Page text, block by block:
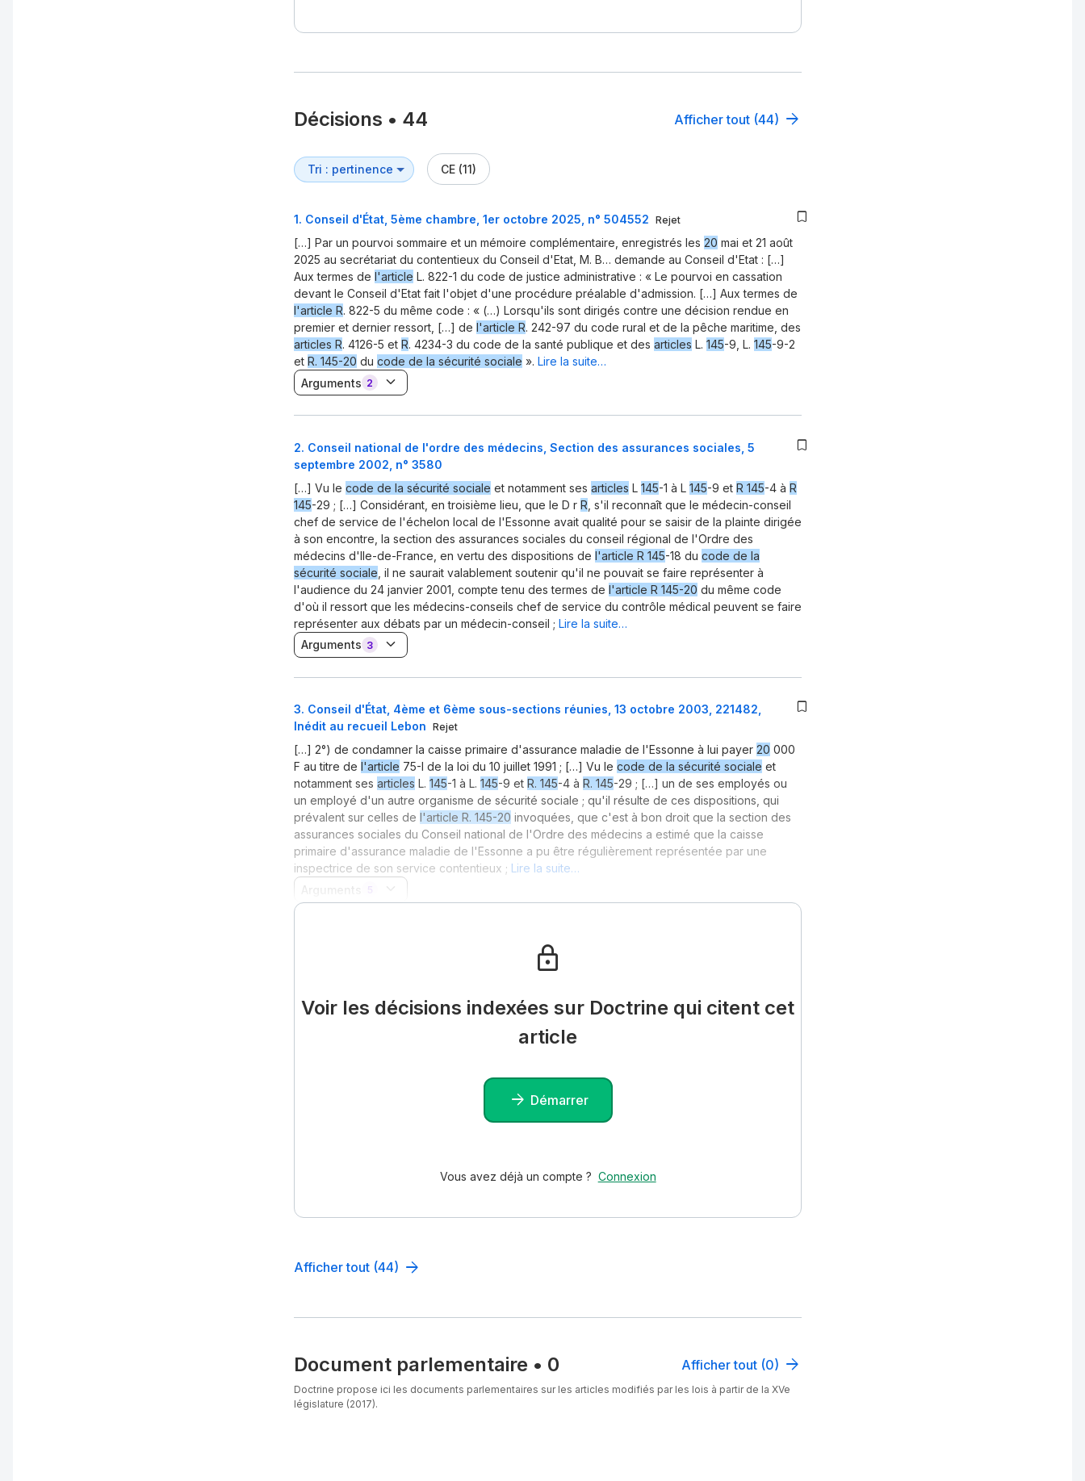
Décisions • 44 Afficher tout (44)
CE (11)
1. Conseil d'État, 5ème chambre, 1er octobre 2025, n° 504552 Rejet
[…] Par un pourvoi sommaire et un mémoire complémentaire, enregistrés les 20 mai et 21 août
2025 au secrétariat du contentieux du Conseil d'Etat, M. B… demande au Conseil d'Etat : […]
Aux termes de l'article L. 822-1 du code de justice administrative : « Le pourvoi en cassation
devant le Conseil d'Etat fait l'objet d'une procédure préalable d'admission. […] Aux termes de
l'article R. 822-5 du même code : « (…) Lorsqu'ils sont dirigés contre une décision rendue en
premier et dernier ressort, […] de l'article R. 242-97 du code rural et de la pêche maritime, des
articles R. 4126-5 et R. 4234-3 du code de la santé publique et des articles L. 145-9, L. 145-9-2
et R. 145-20 du code de la sécurité sociale ». Lire la suite…
Arguments 2
2. Conseil national de l'ordre des médecins, Section des assurances sociales, 5
septembre 2002, n° 3580
[…] Vu le code de la sécurité sociale et notamment ses articles L 145-1 à L 145-9 et R 145-4 à R
145-29 ; […] Considérant, en troisième lieu, que le D r R , s'il reconnaît que le médecin-conseil
chef de service de l'échelon local de l'Essonne avait qualité pour se saisir de la plainte dirigée
à son encontre, la section des assurances sociales du conseil régional de l'Ordre des
médecins d'Ile-de-France, en vertu des dispositions de l'article R 145-18 du code de la
sécurité sociale , il ne saurait valablement soutenir qu'il ne pouvait se faire représenter à
l'audience du 24 janvier 2001, compte tenu des termes de l'article R 145-20 du même code
d'où il ressort que les médecins-conseils chef de service du contrôle médical peuvent se faire
représenter aux débats par un médecin-conseil ; Lire la suite…
Arguments 3
3. Conseil d'État, 4ème et 6ème sous-sections réunies, 13 octobre 2003, 221482,
Inédit au recueil Lebon Rejet
[…] 2°) de condamner la caisse primaire d'assurance maladie de l'Essonne à lui payer 20 000
F au titre de l'article 75-I de la loi du 10 juillet 1991 ; […] Vu le code de la sécurité sociale et
notamment ses articles L. 145-1 à L. 145-9 et R. 145-4 à R. 145-29 ; […] un de ses employés ou
un employé d'un autre organisme de sécurité sociale ; qu'il résulte de ces dispositions, qui
prévalent sur celles de l'article R. 145-20 invoquées, que c'est à bon droit que la section des
assurances sociales du Conseil national de l'Ordre des médecins a estimé que la caisse
primaire d'assurance maladie de l'Essonne a pu être régulièrement représentée par une
inspectrice de son service contentieux ; Lire la suite…
Arguments
5
Voir les décisions indexées sur Doctrine qui citent cet
article
Démarrer
Vous avez déjà un compte ? Connexion
Afficher tout (44)
Document parlementaire • 0 Afficher tout (0)
Doctrine propose ici les documents parlementaires sur les articles modifiés par les lois à partir de la XVe
législature (2017).